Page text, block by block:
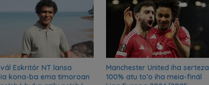
Eskritór NT lansa
kona-ba ema timoroan
Manchester United iha serteza
100% atu to’o iha meia-finál